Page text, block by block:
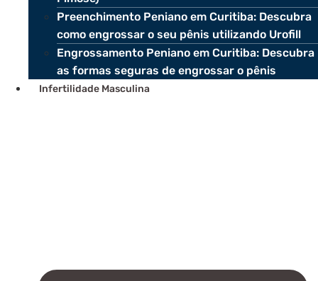
Preenchimento Peniano em Curitiba: Descubra
como engrossar o seu pênis utilizando Urofill
Engrossamento Peniano em Curitiba: Descubra
as formas seguras de engrossar o pênis
Infertilidade Masculina